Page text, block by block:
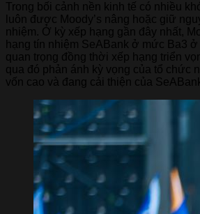
Trong bối cảnh nền kinh tế có nhiều
luôn được Moody’s nâng hoặc giữ
nhiệm. Ở kỳ xếp hạng gần đây nhất,
hạng tín nhiệm SeABank ở mức Ba3
quan trọng đồng thời xếp hạng triển
qua đó phản ánh kỳ vọng của tổ chức
vốn cao và đang cải thiện của